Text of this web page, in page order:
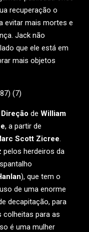
recuperação o
evitar mais mortes e
Jack não
que ele está em
mais objetos
Direção de William
, a partir de
Scott Zicree.
pelos herdeiros da
), que tem o
de uma enorme
decapitação, para
colheitas para as
é uma mulher